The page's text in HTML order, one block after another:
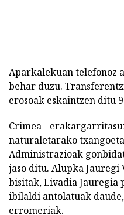
Aparkalekuan telefonoz
behar duzu.
erosoak eskaintzen ditu
Crimea -
naturaletarako
Administrazioak
jaso ditu. Alupka Jauregi
bisitak, Livadia Jauregia
ibilaldi antolatuak
erromeriak.